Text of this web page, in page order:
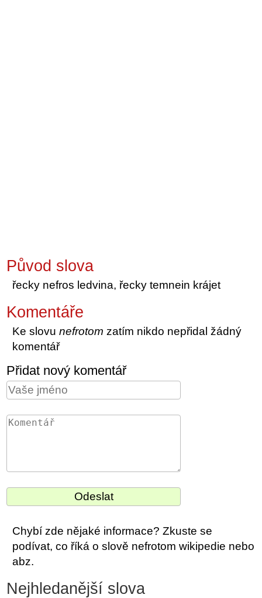
Původ slova
řecky nefros ledvina, řecky temnein krájet
Komentáře
Ke slovunefrotom zatím nikdo nepřidal žádný
komentář
Přidat nový komentář
Chybí zde nějaké informace? Zkuste se
podívat, co říká o slově nefrotom wikipedie nebo
abz.
Nejhledanější slova